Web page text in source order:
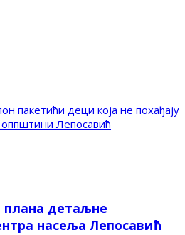
пакетићи деци која не похађају
Лепосавић
плана детаљне
насеља Лепосавић